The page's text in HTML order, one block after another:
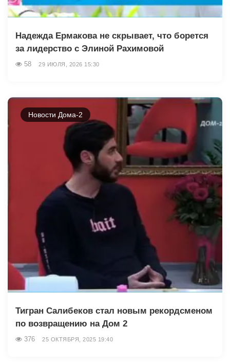
Надежда Ермакова не скрывает, что борется
за лидерство с Элиной Рахимовой
58 29 ИЮЛЯ, 2026 15:30
Новости Дома-2
Тигран Салибеков стал новым рекордсменом
по возвращению на Дом 2
376 25 ОКТЯБРЯ, 2025 19:40